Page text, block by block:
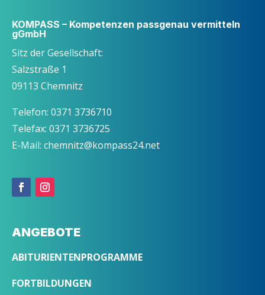
KOMPASS – Kompetenzen passgenau vermitteln
gGmbH
Sitz der Gesellschaft:
Salzstraße 1
09113 Chemnitz
Telefon: 0371 3736710
Telefax: 0371 3736725
E-Mail: chemnitz@kompass24.net
ANGEBOTE
ABITURIENTENPROGRAMME
FORTBILDUNGEN